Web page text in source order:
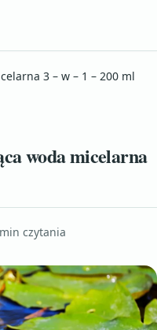
3 – w – 1 – 200 ml
woda micelarna
czytania